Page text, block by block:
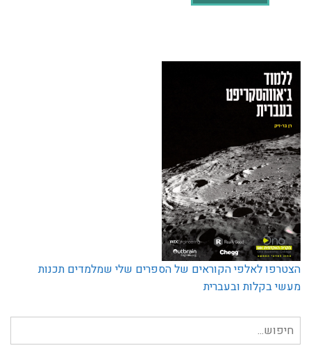
הצטרפו לאלפי הקוראים של הספרים שלי שמלמדים תכנות
מעשי בקלות ובעברית
חיפוש
עבור: